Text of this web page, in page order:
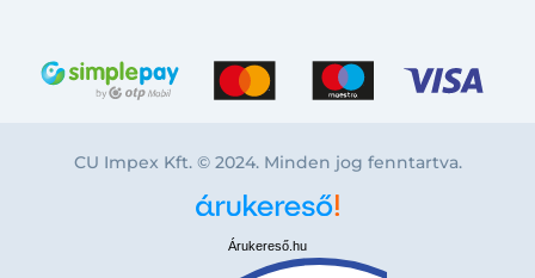
CU Impex Kft. © 2024. Minden jog fenntartva.
Árukereső.hu